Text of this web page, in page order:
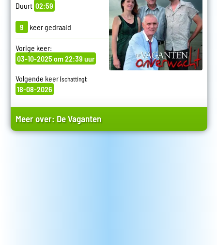
Duurt 02:59
9 keer gedraaid
Vorige keer:
03-10-2025 om 22:39 uur
Volgende keer(schatting):
18-08-2026
Meer over: De Vaganten